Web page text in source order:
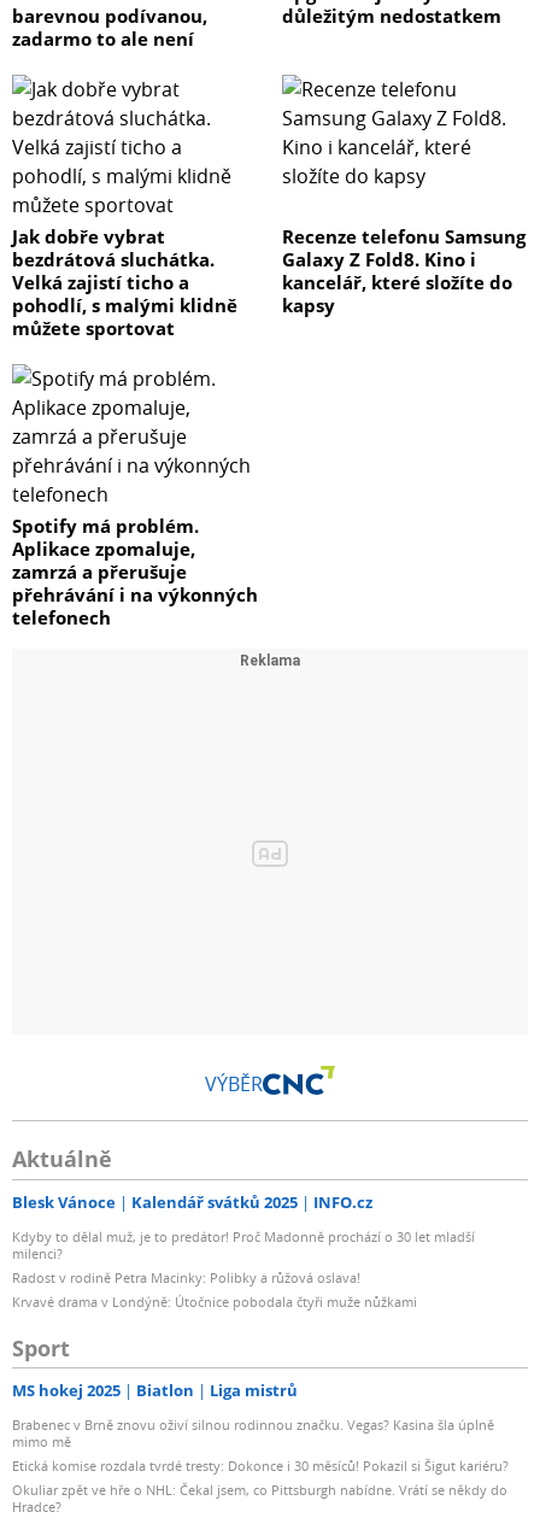
barevnou podívanou,
zadarmo to ale není
důležitým nedostatkem
Jak dobře vybrat
bezdrátová sluchátka.
Velká zajistí ticho a
pohodlí, s malými klidně
můžete sportovat
Recenze telefonu Samsung
Galaxy Z Fold8. Kino i
kancelář, které složíte do
kapsy
Spotify má problém.
Aplikace zpomaluje,
zamrzá a přerušuje
přehrávání i na výkonných
telefonech
VÝBĚR
Aktuálně
Blesk Vánoce Kalendář svátků 2025 INFO.cz
Kdyby to dělal muž, je to predátor! Proč Madonně prochází o 30 let mladší
milenci?
Radost v rodině Petra Macinky: Polibky a růžová oslava!
Krvavé drama v Londýně: Útočnice pobodala čtyři muže nůžkami
Sport
MS hokej 2025 Biatlon Liga mistrů
Brabenec v Brně znovu oživí silnou rodinnou značku. Vegas? Kasina šla úplně
mimo mě
Etická komise rozdala tvrdé tresty: Dokonce i 30 měsíců! Pokazil si Šigut kariéru?
Okuliar zpět ve hře o NHL: Čekal jsem, co Pittsburgh nabídne. Vrátí se někdy do
Hradce?